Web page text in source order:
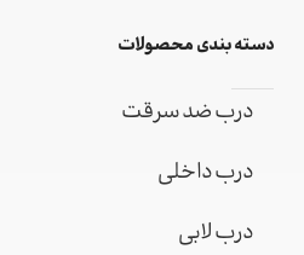
دسته بندی محصولات
درب ضد سرقت
درب داخلی
درب لابی